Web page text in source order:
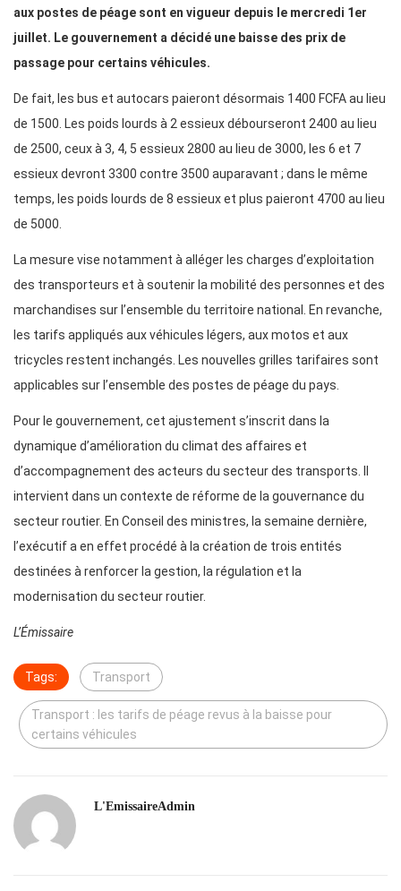
aux postes de péage sont en vigueur depuis le mercredi 1er
juillet. Le gouvernement a décidé une baisse des prix de
passage pour certains véhicules.
De fait, les bus et autocars paieront désormais 1400 FCFA au lieu
de 1500. Les poids lourds à 2 essieux débourseront 2400 au lieu
de 2500, ceux à 3, 4, 5 essieux 2800 au lieu de 3000, les 6 et 7
essieux devront 3300 contre 3500 auparavant ; dans le même
temps, les poids lourds de 8 essieux et plus paieront 4700 au lieu
de 5000.
La mesure vise notamment à alléger les charges d’exploitation
des transporteurs et à soutenir la mobilité des personnes et des
marchandises sur l’ensemble du territoire national. En revanche,
les tarifs appliqués aux véhicules légers, aux motos et aux
tricycles restent inchangés. Les nouvelles grilles tarifaires sont
applicables sur l’ensemble des postes de péage du pays.
Pour le gouvernement, cet ajustement s’inscrit dans la
dynamique d’amélioration du climat des affaires et
d’accompagnement des acteurs du secteur des transports. Il
intervient dans un contexte de réforme de la gouvernance du
secteur routier. En Conseil des ministres, la semaine dernière,
l’exécutif a en effet procédé à la création de trois entités
destinées à renforcer la gestion, la régulation et la
modernisation du secteur routier.
L’Émissaire
Tags: Transport
Transport : les tarifs de péage revus à la baisse pour
certains véhicules
L'EmissaireAdmin